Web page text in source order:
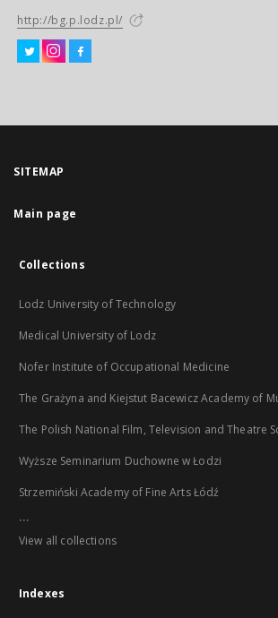
http://bg.p.lodz.pl/
SITEMAP
Main page
Collections
Lodz University of Technology
Medical University of Lodz
Nofer Institute of Occupational Medicine
The Grażyna and Kiejstut Bacewicz Academy of
The Polish National Film, Television and Theatre
Wyższe Seminarium Duchowne w Łodzi
Strzemiński Academy of Fine Arts Łódź
...
View all collections
Indexes